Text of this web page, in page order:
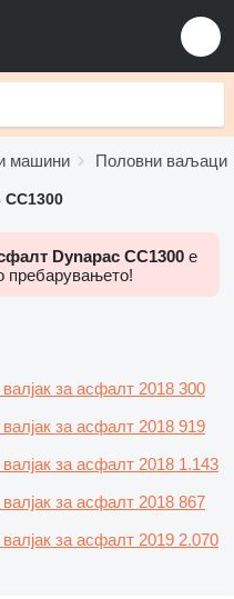
машини Половни ваљаци
Dynapac CC1300 е
пребарувањето!
за асфалт 2018 300
за асфалт 2018 919
за асфалт 2018 1.143
за асфалт 2018 867
за асфалт 2019 2.070